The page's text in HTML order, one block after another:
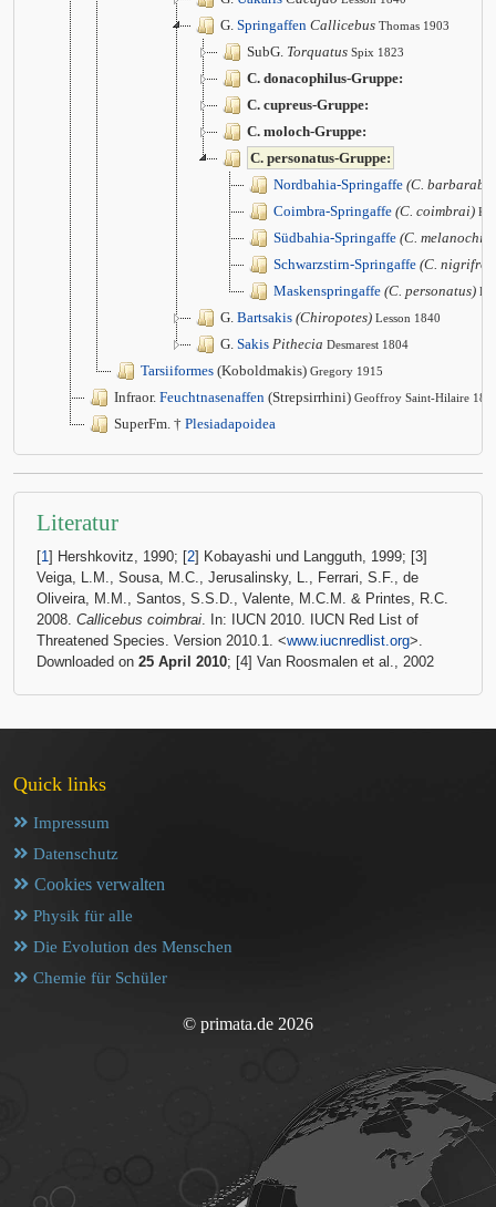
G. Springaffen Callicebus Thomas 1903
SubG. Torquatus Spix 1823
C. donacophilus-Gruppe:
C. cupreus-Gruppe:
C. moloch-Gruppe:
C. personatus-Gruppe:
Nordbahia-Springaffe (C.
Coimbra-Springaffe (C. coimbrai)
Südbahia-Springaffe (C. melanochir)
Schwarzstirn-Springaffe (C.
Maskenspringaffe (C. personatus) É.
G. Bartsakis (Chiropotes) Lesson 1840
G. Sakis Pithecia Desmarest 1804
Tarsiiformes (Koboldmakis) Gregory 1915
Infraor. Feuchtnasenaffen (Strepsirrhini) Geoffroy Saint-Hilaire
SuperFm. † Plesiadapoidea
Literatur
[1] Hershkovitz, 1990; [2] Kobayashi und Langguth, 1999; [3]
Veiga, L.M., Sousa, M.C., Jerusalinsky, L., Ferrari, S.F., de
Oliveira, M.M., Santos, S.S.D., Valente, M.C.M. & Printes, R.C.
2008. Callicebus coimbrai. In: IUCN 2010. IUCN Red List of
Threatened Species. Version 2010.1. <www.iucnredlist.org>.
Downloaded on 25 April 2010; [4] Van Roosmalen et al., 2002
Quick links
Impressum
Datenschutz
Cookies verwalten
Physik für alle
Die Evolution des Menschen
Chemie für Schüler
© primata.de 2026